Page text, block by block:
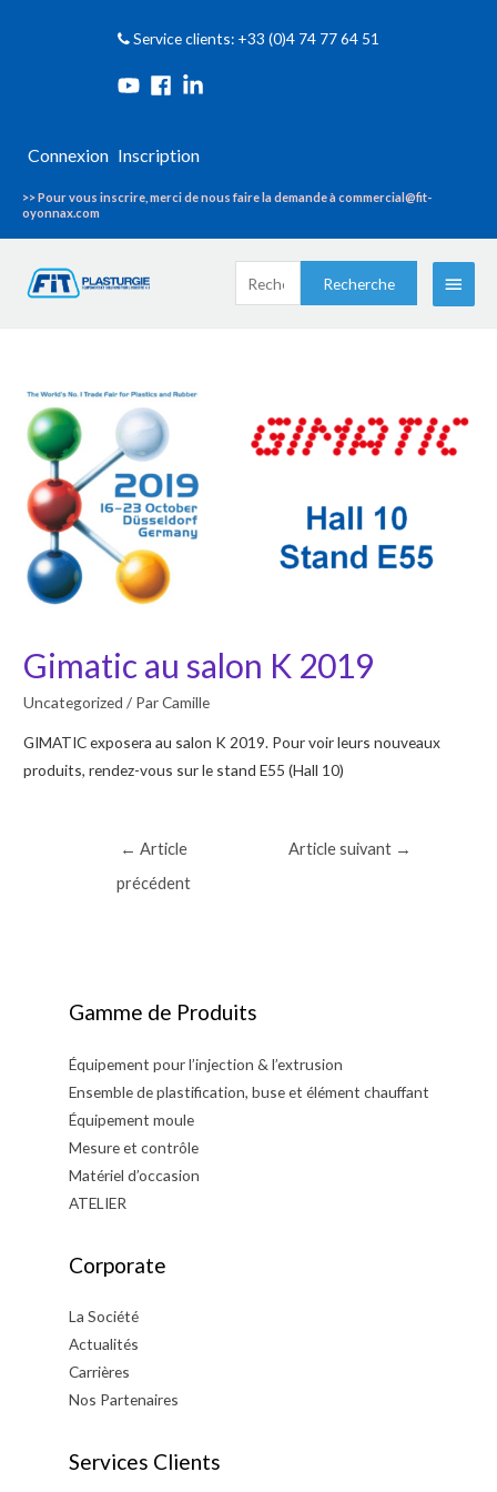
Service clients: +33 (0)4 74 77 64 51
Connexion Inscription
>> Pour vous inscrire, merci de nous faire la demande à commercial@fit-
oyonnax.com
Menu
pour :
Recherche
Gimatic au salon K 2019
Uncategorized / ParCamille
GIMATIC exposera au salon K 2019. Pour voir leurs nouveaux
produits, rendez-vous sur le stand E55 (Hall 10)
Navigation
← Article
précédent
Article suivant →
Gamme de Produits
Équipement pour l’injection & l’extrusion
Ensemble de plastification, buse et élément chauffant
Équipement moule
Mesure et contrôle
Matériel d’occasion
ATELIER
Corporate
La Société
Actualités
Carrières
Nos Partenaires
Services Clients